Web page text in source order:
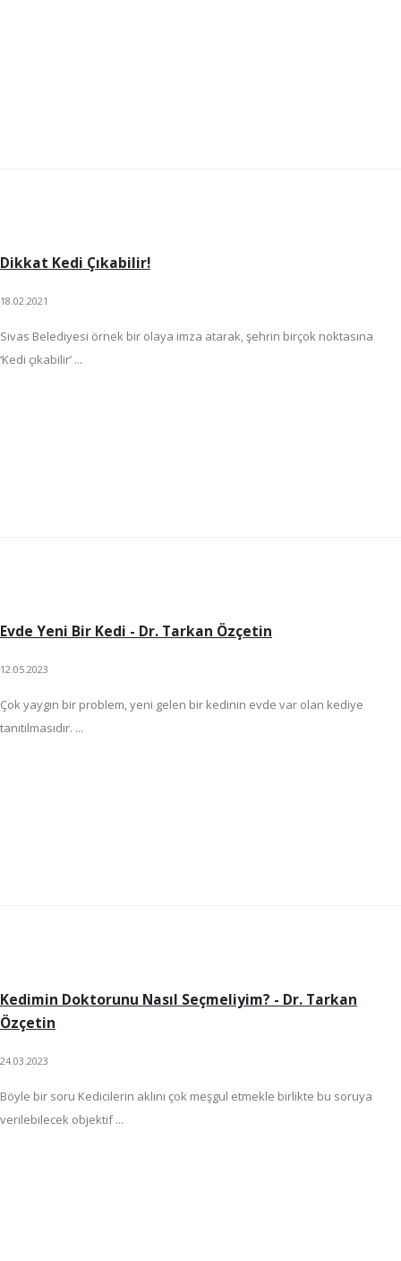
Dikkat Kedi Çıkabilir!
18.02.2021
Sivas Belediyesi örnek bir olaya imza atarak, şehrin birçok noktasına
‘Kedi çıkabilir’ ...
Evde Yeni Bir Kedi - Dr. Tarkan Özçetin
12.05.2023
Çok yaygın bir problem, yeni gelen bir kedinin evde var olan kediye
tanıtılmasıdır. ...
Kedimin Doktorunu Nasıl Seçmeliyim? - Dr. Tarkan
Özçetin
24.03.2023
Böyle bir soru Kedicilerin aklını çok meşgul etmekle birlikte bu soruya
verilebilecek objektif ...